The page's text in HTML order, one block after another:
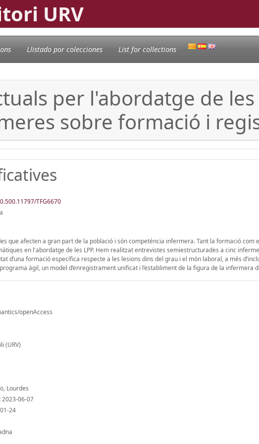
URV
Llistado por colecciones List for collections
per l'abordatge de
sobre formació i
TFG6670
que afecten a gran part de la població i són competència infermera. Tant la formació com
en l'abordatge de les LPP. Hem realitzat entrevistes semiestructurades a cinc
d’una formació específica respecte a les lesions dins del grau i el món laboral, a més
àgil, un model d’enregistrament unificat i l’establiment de la figura de la infermera
openAccess
(URV)
Lourdes
2023-06-07
24